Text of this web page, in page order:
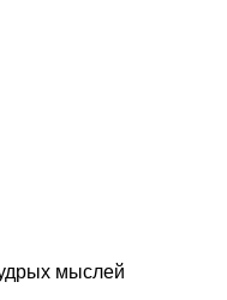
мыслей